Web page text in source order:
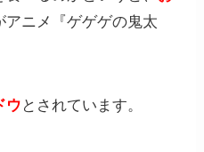
アニメ『ゲゲゲの鬼太
ウ とされています。